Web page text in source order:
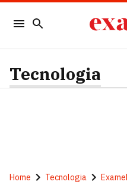
Tecnologia
Home Tecnologia